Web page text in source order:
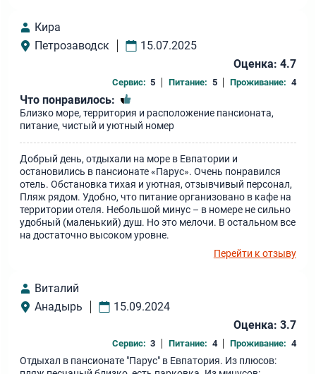
Кира
Петрозаводск
15.07.2025
Оценка: 4.7
Сервис: 5 Питание: 5 Проживание: 4
Что понравилось:
Близко море, территория и расположение пансионата,
питание, чистый и уютный номер
Добрый день, отдыхали на море в Евпатории и
остановились в пансионате «Парус». Очень понравился
отель. Обстановка тихая и уютная, отзывчивый персонал,
Пляж рядом. Удобно, что питание организовано в кафе на
территории отеля. Небольшой минус – в номере не сильно
удобный (маленький) душ. Но это мелочи. В остальном все
на достаточно высоком уровне.
Перейти к отзыву
Виталий
Анадырь
15.09.2024
Оценка: 3.7
Сервис: 3 Питание: 4 Проживание: 4
Отдыхал в пансионате "Парус" в Евпатория. Из плюсов: